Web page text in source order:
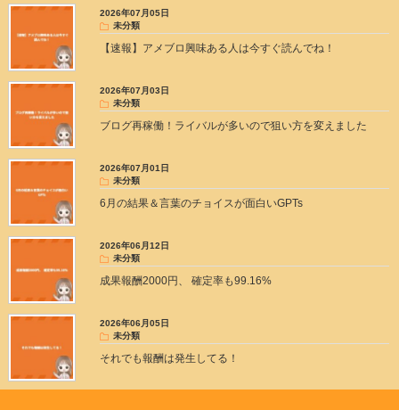
2026年07月05日
未分類
【速報】アメブロ興味ある人は今すぐ読んでね！
2026年07月03日
未分類
ブログ再稼働！ライバルが多いので狙い方を変えました
2026年07月01日
未分類
6月の結果＆言葉のチョイスが面白いGPTs
2026年06月12日
未分類
成果報酬2000円、 確定率も99.16%
2026年06月05日
未分類
それでも報酬は発生してる！